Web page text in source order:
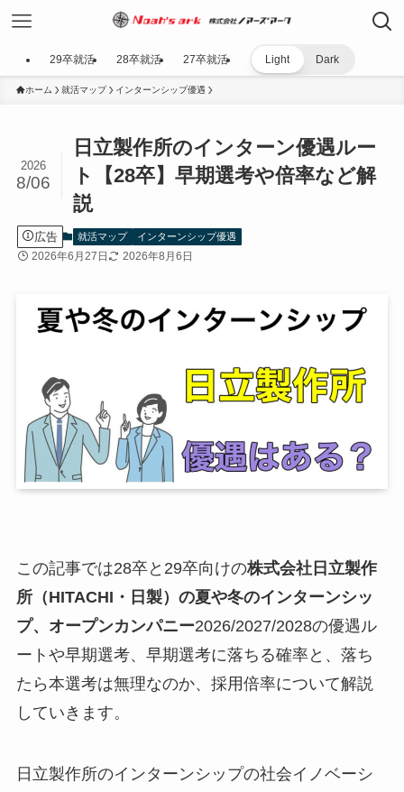
29卒就活 28卒就活 27卒就活 Light Dark
ホーム 就活マップ インターンシップ優遇
日立製作所のインターン優遇ルー
ト【28卒】早期選考や倍率など解
説
2026
8/06
広告 就活マップ インターンシップ優遇
2026年6月27日 2026年8月6日
この記事では28卒と29卒向けの株式会社日立製作
所（HITACHI・日製）の夏や冬のインターンシッ
プ、オープンカンパニー2026/2027/2028の優遇ル
ートや早期選考、早期選考に落ちる確率と、落ち
たら本選考は無理なのか、採用倍率について解説
していきます。
日立製作所のインターンシップの社会イノベーシ